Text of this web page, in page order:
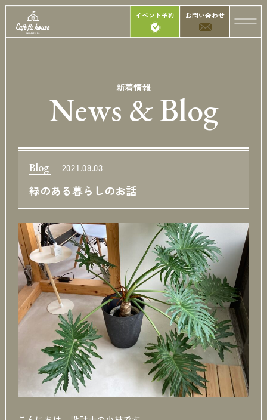
イベント予約 お問い合わせ
新着情報
News & Blog
Blog 2021.08.03
緑のある暮らしのお話